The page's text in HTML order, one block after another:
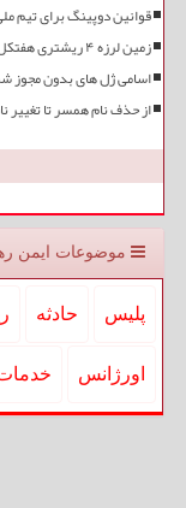
قوانین دوپینگ برای تیم
زمین لرزه ۴ ریشتری هفتکل را لرزاند
اسامی ژل های بدون
از حذف نام همسر تا تغییر
موضوعات ایمن
پلیس حادثه
اورژانس